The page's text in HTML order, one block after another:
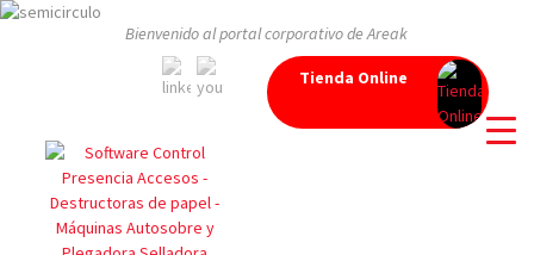
Bienvenido al portal corporativo de Areak
Tienda Online